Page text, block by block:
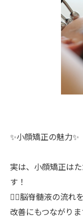
✨小顔矯正の魅力✨
実は、小顔矯正は
す！
🧘‍♀️脳脊髄液の流れ
改善にもつながり